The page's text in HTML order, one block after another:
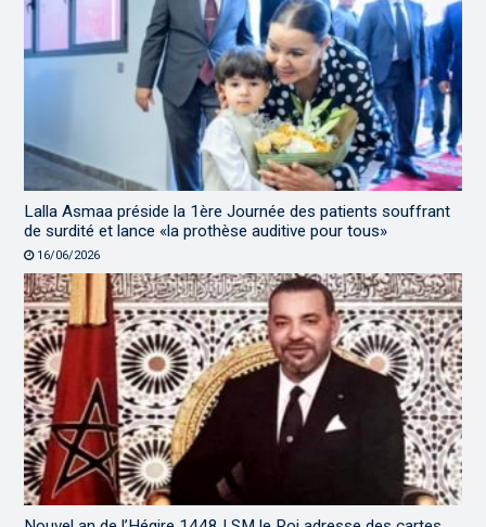
Lalla Asmaa préside la 1ère Journée des patients souffrant
de surdité et lance «la prothèse auditive pour tous»
16/06/2026